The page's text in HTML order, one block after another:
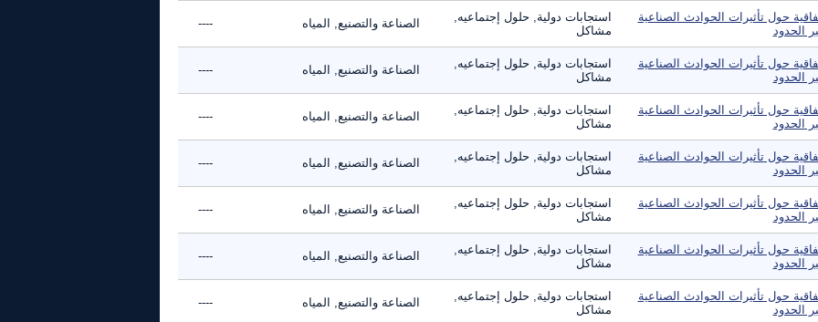
حول تأثيرات الحوادث الصناعية
الحدود
استجابات دولية, حلول إجتماعيه,
مشاكل
الصناعة والتصنيع, المياه ----
حول تأثيرات الحوادث الصناعية
الحدود
استجابات دولية, حلول إجتماعيه,
مشاكل
الصناعة والتصنيع, المياه ----
حول تأثيرات الحوادث الصناعية
الحدود
استجابات دولية, حلول إجتماعيه,
مشاكل
الصناعة والتصنيع, المياه ----
حول تأثيرات الحوادث الصناعية
الحدود
استجابات دولية, حلول إجتماعيه,
مشاكل
الصناعة والتصنيع, المياه ----
حول تأثيرات الحوادث الصناعية
الحدود
استجابات دولية, حلول إجتماعيه,
مشاكل
الصناعة والتصنيع, المياه ----
حول تأثيرات الحوادث الصناعية
الحدود
استجابات دولية, حلول إجتماعيه,
مشاكل
الصناعة والتصنيع, المياه ----
حول تأثيرات الحوادث الصناعية
الحدود
استجابات دولية, حلول إجتماعيه,
مشاكل
الصناعة والتصنيع, المياه ----